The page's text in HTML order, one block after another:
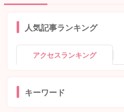
人気記事ランキング
アクセスランキング
キーワード